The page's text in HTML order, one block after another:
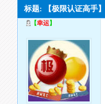
标题: 【极限认证高手
【幸运】